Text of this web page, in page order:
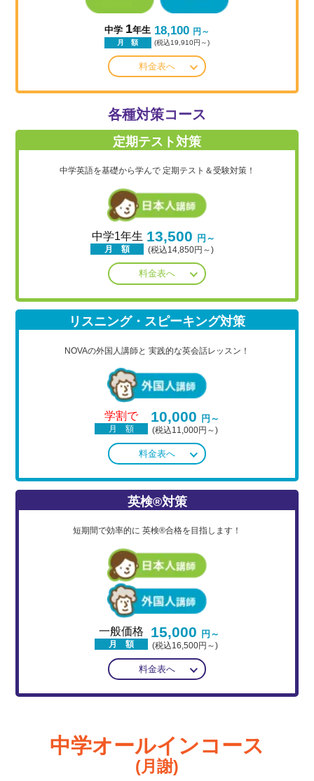
中学 1年生
月 額
18,100 円～
(税込19,910円～)
料金表へ
各種対策コース
定期テスト対策
中学英語を基礎から学んで 定期テスト＆受験対策！
中学1年生
月 額
13,500 円～
(税込14,850円～)
料金表へ
リスニング・スピーキング対策
NOVAの外国人講師と 実践的な英会話レッスン！
学割で
月 額
10,000 円～
(税込11,000円～)
料金表へ
英検®対策
短期間で効率的に 英検®合格を目指します！
一般価格
月 額
15,000 円～
(税込16,500円～)
料金表へ
中学オールインコース
(月謝)